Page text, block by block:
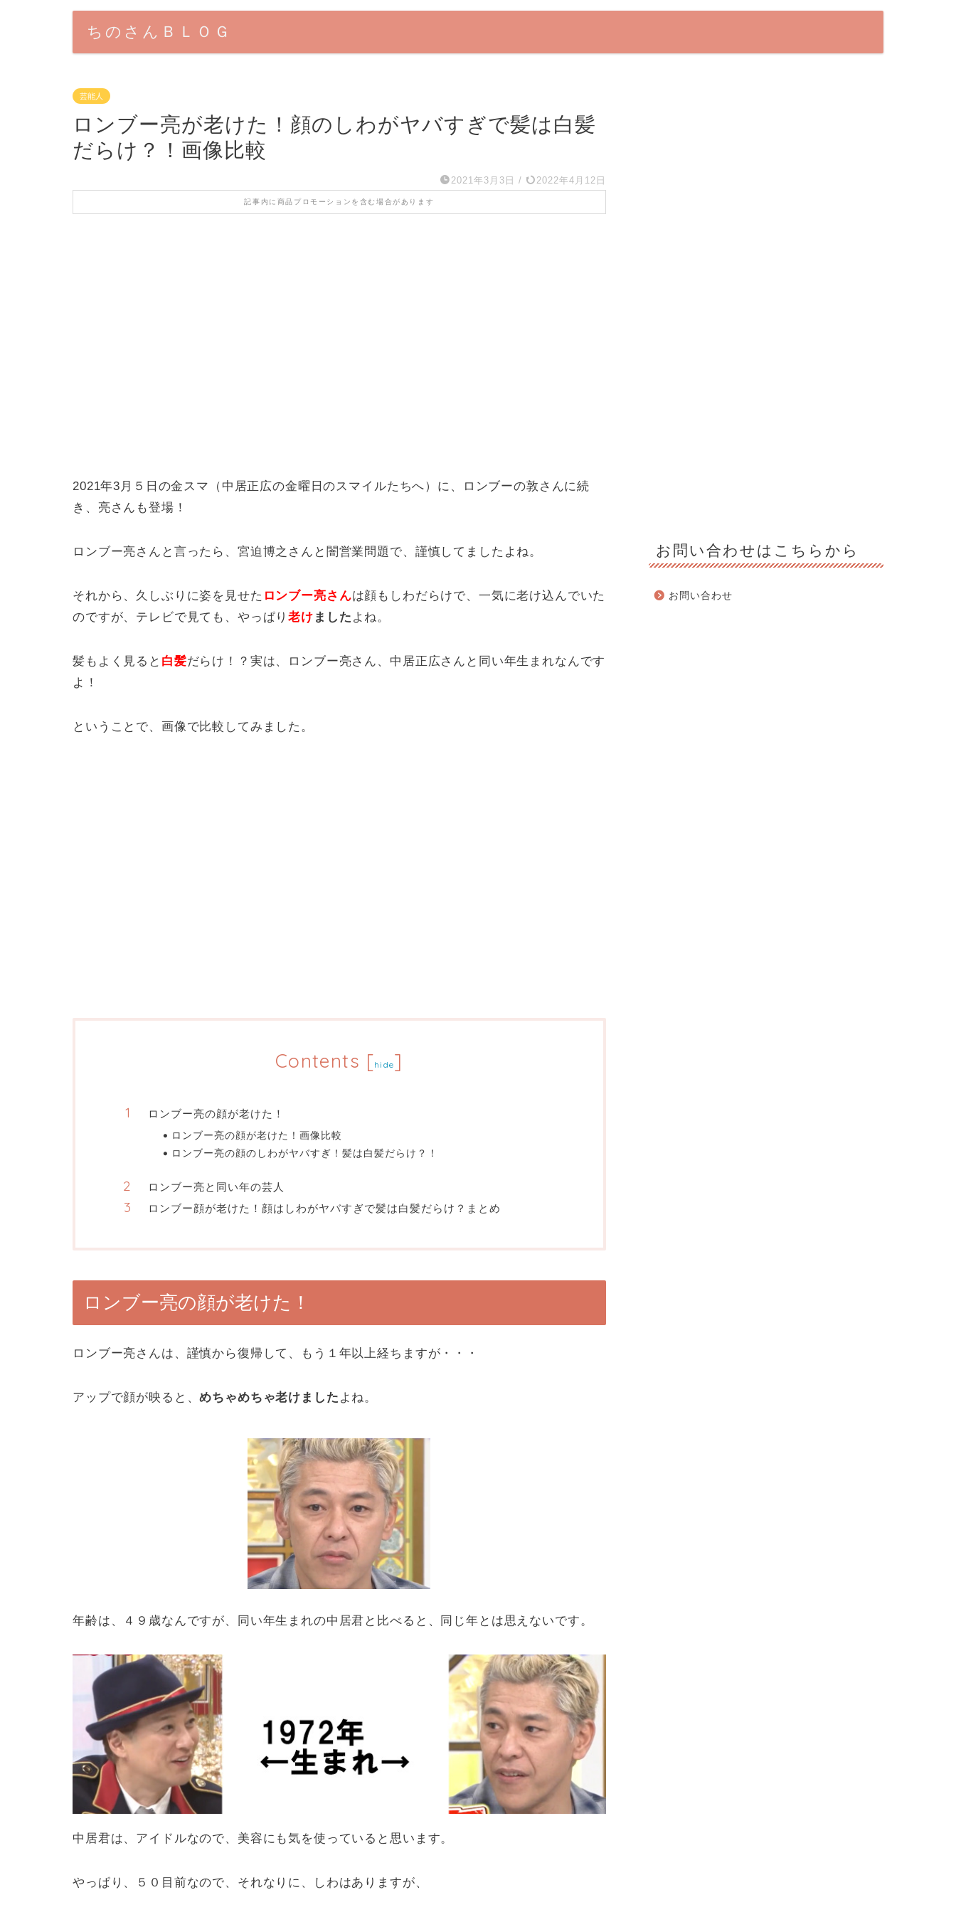
ちのさんＢＬＯＧ
芸能人
ロンブー亮が老けた！顔のしわがヤバすぎで髪は白髪
だらけ？！画像比較
2021年3月3日 / 2022年4月12日
記事内に商品プロモーションを含む場合があります
2021年3月５日の金スマ（中居正広の金曜日のスマイルたちへ）に、ロンブーの敦さんに続
き、亮さんも登場！
ロンブー亮さんと言ったら、宮迫博之さんと闇営業問題で、謹慎してましたよね。
それから、久しぶりに姿を見せた ロンブー亮さんは顔もしわだらけで、一気に老け込んでいた
のですが、テレビで見ても、やっぱり老け ました よね。
髪もよく見ると 白髪だらけ！？実は、ロンブー亮さん、中居正広さんと同い年生まれなんです
よ！
ということで、画像で比較してみました。
Contents [hide]
ロンブー亮の顔が老けた！
ロンブー亮の顔が老けた！画像比較
ロンブー亮の顔のしわがヤバすぎ！髪は白髪だらけ？！
ロンブー亮と同い年の芸人
ロンブー顔が老けた！顔はしわがヤバすぎで髪は白髪だらけ？まとめ
ロンブー亮の顔が老けた！
ロンブー亮さんは、謹慎から復帰して、もう１年以上経ちますが・・・
アップで顔が映ると、めちゃめちゃ老けました よね。
年齢は、４９歳なんですが、同い年生まれの中居君と比べると、同じ年とは思えないです。
中居君は、アイドルなので、美容にも気を使っていると思います。
やっぱり、５０目前なので、それなりに、しわはありますが、
お問い合わせはこちらから
お問い合わせ